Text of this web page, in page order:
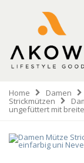
Home Damen
Strickmützen
ungefüttert mit